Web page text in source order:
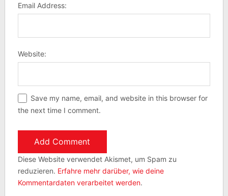
Email Address:
Website:
Save my name, email, and website in this browser for
the next time I comment.
Diese Website verwendet Akismet, um Spam zu
reduzieren. Erfahre mehr darüber, wie deine
Kommentardaten verarbeitet werden.